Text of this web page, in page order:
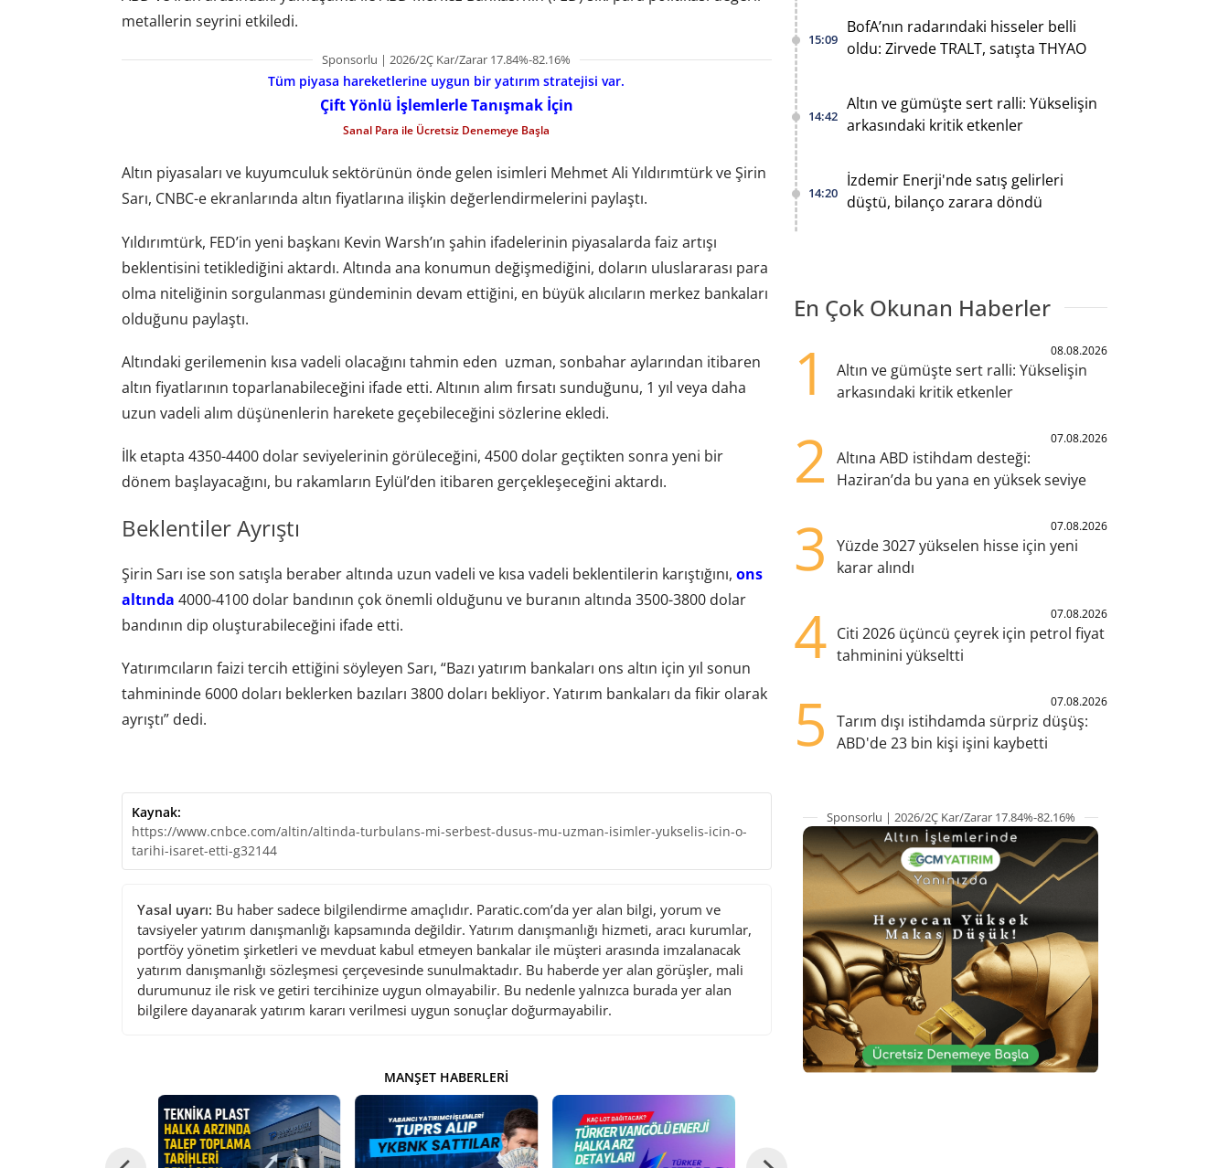
metallerin seyrini etkiledi.
Sponsorlu | 2026/2Ç Kar/Zarar 17.84%-82.16%
Tüm piyasa hareketlerine uygun bir yatırım stratejisi var.
Çift Yönlü İşlemlerle Tanışmak İçin
Sanal Para ile Ücretsiz Denemeye Başla
Altın piyasaları ve kuyumculuk sektörünün önde gelen isimleri Mehmet Ali Yıldırımtürk ve Şirin
Sarı, CNBC-e ekranlarında altın fiyatlarına ilişkin değerlendirmelerini paylaştı.
Yıldırımtürk, FED’in yeni başkanı Kevin Warsh’ın şahin ifadelerinin piyasalarda faiz artışı
beklentisini tetiklediğini aktardı. Altında ana konumun değişmediğini, doların uluslararası para
olma niteliğinin sorgulanması gündeminin devam ettiğini, en büyük alıcıların merkez bankaları
olduğunu paylaştı.
Altındaki gerilemenin kısa vadeli olacağını tahmin eden uzman, sonbahar aylarından itibaren
altın fiyatlarının toparlanabileceğini ifade etti. Altının alım fırsatı sunduğunu, 1 yıl veya daha
uzun vadeli alım düşünenlerin harekete geçebileceğini sözlerine ekledi.
İlk etapta 4350-4400 dolar seviyelerinin görüleceğini, 4500 dolar geçtikten sonra yeni bir
dönem başlayacağını, bu rakamların Eylül’den itibaren gerçekleşeceğini aktardı.
Beklentiler Ayrıştı
Şirin Sarı ise son satışla beraber altında uzun vadeli ve kısa vadeli beklentilerin karıştığını, ons
altında 4000-4100 dolar bandının çok önemli olduğunu ve buranın altında 3500-3800 dolar
bandının dip oluşturabileceğini ifade etti.
Yatırımcıların faizi tercih ettiğini söyleyen Sarı, “Bazı yatırım bankaları ons altın için yıl sonun
tahmininde 6000 doları beklerken bazıları 3800 doları bekliyor. Yatırım bankaları da fikir olarak
ayrıştı” dedi.
Kaynak:
https://www.cnbce.com/altin/altinda-turbulans-mi-serbest-dusus-mu-uzman-isimler-yukselis-icin-o-
tarihi-isaret-etti-g32144
Yasal uyarı: Bu haber sadece bilgilendirme amaçlıdır. Paratic.com’da yer alan bilgi, yorum ve
tavsiyeler yatırım danışmanlığı kapsamında değildir. Yatırım danışmanlığı hizmeti, aracı kurumlar,
portföy yönetim şirketleri ve mevduat kabul etmeyen bankalar ile müşteri arasında imzalanacak
yatırım danışmanlığı sözleşmesi çerçevesinde sunulmaktadır. Bu haberde yer alan görüşler, mali
durumunuz ile risk ve getiri tercihinize uygun olmayabilir. Bu nedenle yalnızca burada yer alan
bilgilere dayanarak yatırım kararı verilmesi uygun sonuçlar doğurmayabilir.
MANŞET HABERLERI
15:09
BofA’nın radarındaki hisseler belli
oldu: Zirvede TRALT, satışta THYAO
14:42
Altın ve gümüşte sert ralli: Yükselişin
arkasındaki kritik etkenler
14:20
İzdemir Enerji'nde satış gelirleri
düştü, bilanço zarara döndü
En Çok Okunan Haberler
1 08.08.2026
Altın ve gümüşte sert ralli: Yükselişin
arkasındaki kritik etkenler
2 07.08.2026
Altına ABD istihdam desteği:
Haziran’da bu yana en yüksek seviye
3 07.08.2026
Yüzde 3027 yükselen hisse için yeni
karar alındı
4 07.08.2026
Citi 2026 üçüncü çeyrek için petrol fiyat
tahminini yükseltti
5 07.08.2026
Tarım dışı istihdamda sürpriz düşüş:
ABD'de 23 bin kişi işini kaybetti
Sponsorlu | 2026/2Ç Kar/Zarar 17.84%-82.16%